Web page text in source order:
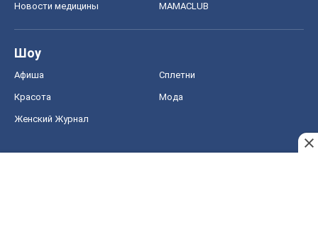
Новости медицины MAMACLUB
Шоу
Афиша Сплетни
Красота Мода
Женский Журнал